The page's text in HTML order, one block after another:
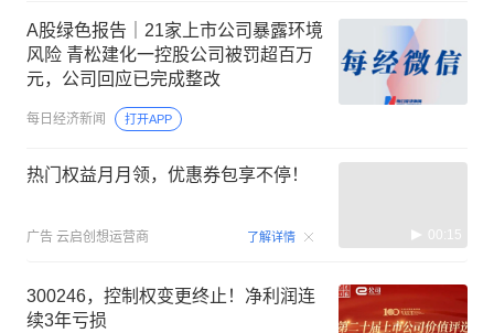
A股绿色报告｜21家上市公司暴露环境
风险 青松建化一控股公司被罚超百万
元，公司回应已完成整改
每日经济新闻 打开APP
热门权益月月领，优惠券包享不停！
广告 云启创想运营商 了解详情 00:15
300246，控制权变更终止！净利润连
续3年亏损